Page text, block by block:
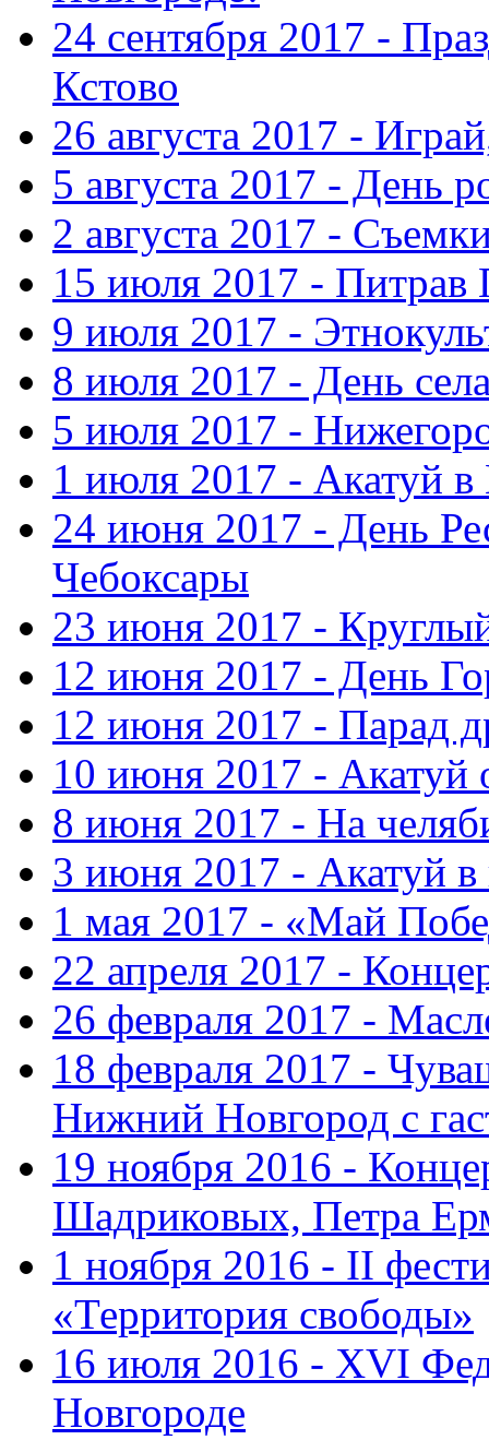
24 сентября 2017 -
Кстово
26 августа 2017 -
5 августа 2017 - День
2 августа 2017 -
15 июля 2017 - Питрав
9 июля 2017 -
8 июля 2017 - День
5 июля 2017 -
1 июля 2017 - Акатуй
24 июня 2017 - День
Чебоксары
23 июня 2017 -
12 июня 2017 - День
12 июня 2017 - Парад
10 июня 2017 - Акатуй
8 июня 2017 - На
3 июня 2017 - Акатуй в
1 мая 2017 - «Май
22 апреля 2017 -
26 февраля 2017 -
18 февраля 2017 -
Нижний Новгород с
19 ноября 2016 -
Шадриковых, Петра
1 ноября 2016 - II
«Территория свободы»
16 июля 2016 - XVI
Новгороде